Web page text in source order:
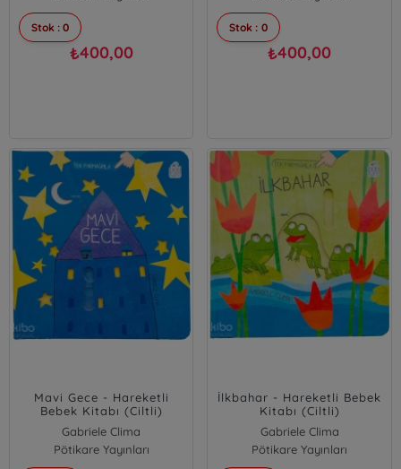
Stok : 0
₺400,00
Stok : 0
₺400,00
Mavi Gece - Hareketli
Bebek Kitabı (Ciltli)
Gabriele Clima
Pötikare Yayınları
İlkbahar - Hareketli Bebek
Kitabı (Ciltli)
Gabriele Clima
Pötikare Yayınları